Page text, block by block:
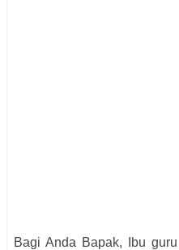
Bagi Anda Bapak, Ibu